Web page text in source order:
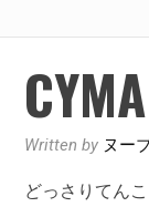
Written by ヌー
どっさりてん